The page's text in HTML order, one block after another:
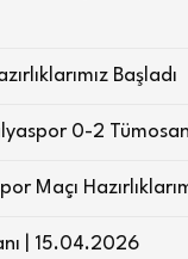
Başladı
0-2
Maçı
| 15.04.2026